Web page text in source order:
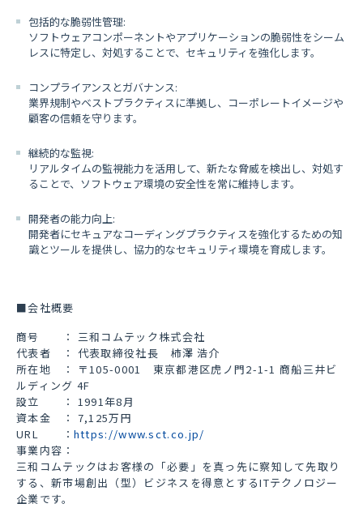
包括的な脆弱性管理:
ソフトウェアコンポーネントやアプリケーションの脆弱性をシーム
レスに特定し、対処することで、セキュリティを強化します。
コンプライアンスとガバナンス:
業界規制やベストプラクティスに準拠し、コーポレートイメージや
顧客の信頼を守ります。
継続的な監視:
リアルタイムの監視能力を活用して、新たな脅威を検出し、対処す
ることで、ソフトウェア環境の安全性を常に維持します。
開発者の能力向上:
開発者にセキュアなコーディングプラクティスを強化するための知
識とツールを提供し、協力的なセキュリティ環境を育成します。
■会社概要
商号 ： 三和コムテック株式会社
代表者 ： 代表取締役社長 柿澤 浩介
所在地 ： 〒105-0001 東京都港区虎ノ門2-1-1 商船三井ビ
ルディング 4F
設立 ： 1991年8月
資本金 ： 7,125万円
URL ： https://www.sct.co.jp/
事業内容：
三和コムテックはお客様の「必要」を真っ先に察知して先取り
する、新市場創出（型）ビジネスを得意とするITテクノロジー
企業です。